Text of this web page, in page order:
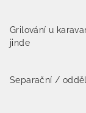
Grilování u
jinde
Separační /